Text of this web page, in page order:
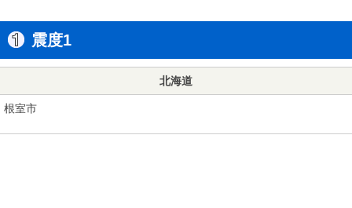
震度1
北海道
根室市